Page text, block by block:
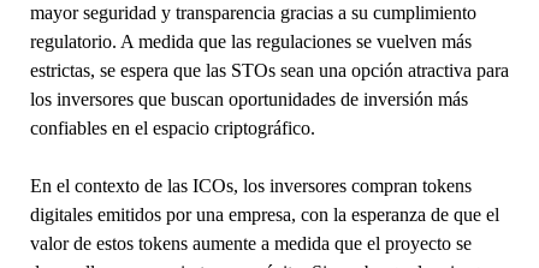
mayor seguridad y transparencia gracias a su cumplimiento
regulatorio. A medida que las regulaciones se vuelven más
estrictas, se espera que las STOs sean una opción atractiva para
los inversores que buscan oportunidades de inversión más
confiables en el espacio criptográfico.
En el contexto de las ICOs, los inversores compran tokens
digitales emitidos por una empresa, con la esperanza de que el
valor de estos tokens aumente a medida que el proyecto se